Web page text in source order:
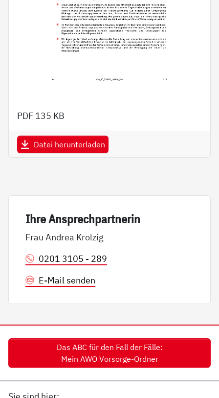
PDF 135 KB
Datei herunterladen
Ih­re An­sp­rech­part­ne­rin
Frau Andrea Krolzig
0201 3105 - 289
E-Mail senden
Das ABC für den Fall der Fälle:
Mein AWO Vorsorge-Ordner